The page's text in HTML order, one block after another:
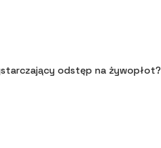
odstęp na żywopłot?